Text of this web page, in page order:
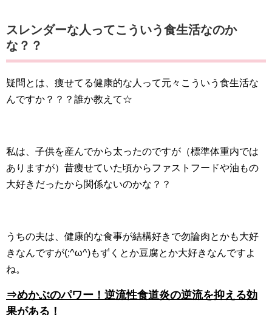
スレンダーな人ってこういう食生活なのか
な？？
疑問とは、痩せてる健康的な人って元々こういう食生活な
んですか？？？誰か教えて☆
私は、子供を産んでから太ったのですが（標準体重内では
ありますが）昔痩せていた頃からファストフードや油もの
大好きだったから関係ないのかな？？
うちの夫は、健康的な食事が結構好きで勿論肉とかも大好
きなんですが(;^ω^)もずくとか豆腐とか大好きなんですよ
ね。
⇒めかぶのパワー！逆流性食道炎の逆流を抑える効
果がある！